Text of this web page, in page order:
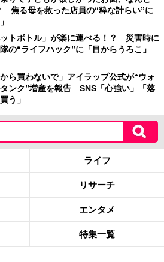
焦る母を救った店員の“粋な計らい”に
トボトル」が楽に運べる！？ 災害時に
の“ライフハック”に「目からうろこ」
から買わないで」アイラップ公式が“ウォ
ンク”増産を報告 SNS「心強い」「落
う」
ライフ
リサーチ
エンタメ
特集一覧